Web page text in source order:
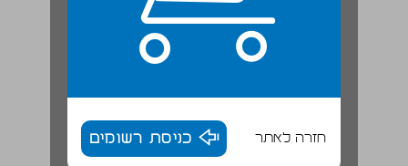
חזרה לאתר כניסת רשומים